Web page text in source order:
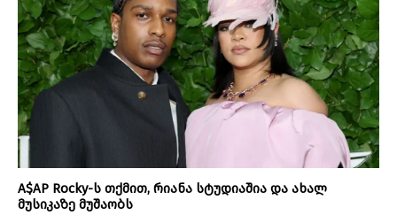
A$AP Rocky-ს თქმით, რიანა სტუდიაშია და ახალ
მუსიკაზე მუშაობს